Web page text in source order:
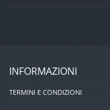
INFORMAZIONI
TERMINI E CONDIZIONI